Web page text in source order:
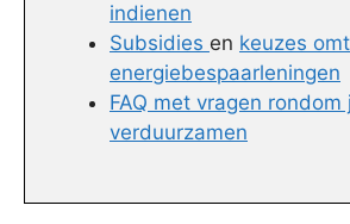
indienen
Subsidies en keuzes
energiebespaarleningen
FAQ met vragen
verduurzamen